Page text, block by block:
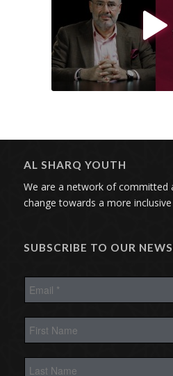

AL SHARQ YOUTH
We are a network of committed
change towards a more
SUBSCRIBE TO OUR
E
m
a
i
F
r
s
L